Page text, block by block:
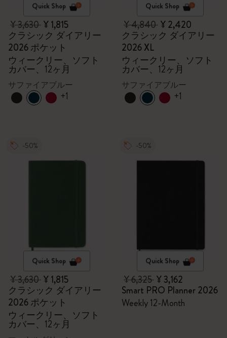
Quick Shop
¥ 3,630¥ 1,815
クラシック ダイアリー
2026 ポケット
ウィークリー、ソフト
カバー、12ヶ月
サファイアブルー
+1
Quick Shop
¥ 4,840¥ 2,420
クラシック ダイアリー
2026 XL
ウィークリー、ソフト
カバー、12ヶ月
サファイアブルー
+1
-50%
Quick Shop
¥ 3,630¥ 1,815
クラシック ダイアリー
2026 ポケット
ウィークリー、ソフト
カバー、12ヶ月
-50%
Quick Shop
¥ 6,325¥ 3,162
Smart PRO Planner 2026
Weekly 12-Month